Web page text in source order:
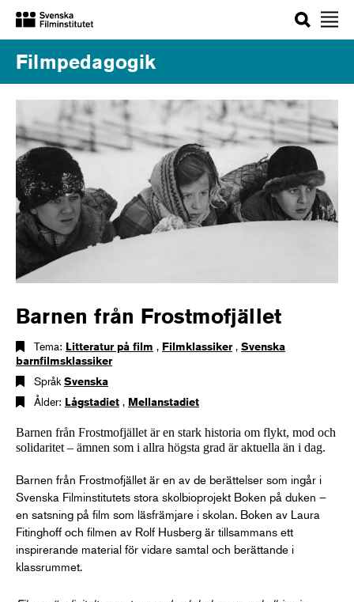
Sök
Filmpedagogik
Barnen från Frostmofjället
Tema: Litteratur på film , Filmklassiker, Svenska
barnfilmsklassiker
Språk Svenska
Ålder: Lågstadiet , Mellanstadiet
Barnen från Frostmofjället är en stark historia om flykt, mod och
solidaritet – ämnen som i allra högsta grad är aktuella än i dag.
Barnen från Frostmofjället är en av de berättelser som ingår i
Svenska Filminstitutets stora skolbioprojekt Boken på duken –
en satsning på film som läsfrämjare i skolan. Boken av Laura
Fitinghoff och filmen av Rolf Husberg är tillsammans ett
inspirerande material för vidare samtal och berättande i
klassrummet.